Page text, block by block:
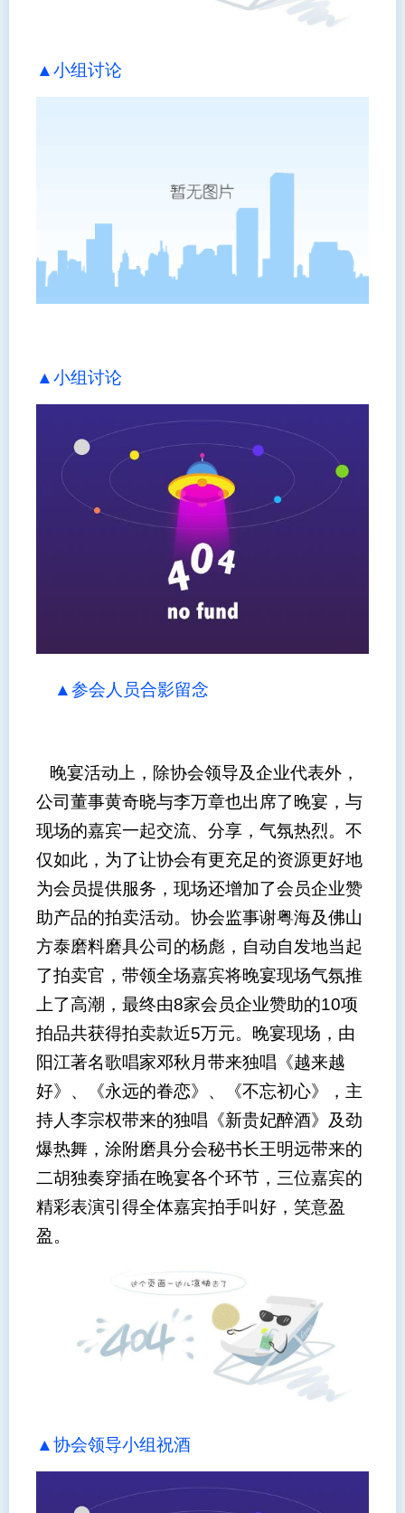
▲小组讨论
▲小组讨论
▲参会人员合影留念
晚宴活动上，除协会领导及企业代表外，
公司董事黄奇晓与李万章也出席了晚宴，与
现场的嘉宾一起交流、分享，气氛热烈。不
仅如此，为了让协会有更充足的资源更好地
为会员提供服务，现场还增加了会员企业赞
助产品的拍卖活动。协会监事谢粤海及佛山
方泰磨料磨具公司的杨彪，自动自发地当起
了拍卖官，带领全场嘉宾将晚宴现场气氛推
上了高潮，最终由8家会员企业赞助的10项
拍品共获得拍卖款近5万元。晚宴现场，由
阳江著名歌唱家邓秋月带来独唱《越来越
好》、《永远的眷恋》、《不忘初心》，主
持人李宗权带来的独唱《新贵妃醉酒》及劲
爆热舞，涂附磨具分会秘书长王明远带来的
二胡独奏穿插在晚宴各个环节，三位嘉宾的
精彩表演引得全体嘉宾拍手叫好，笑意盈
盈。
▲协会领导小组祝酒